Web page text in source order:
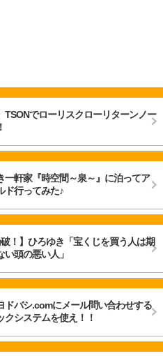
TSONでローリスクローリターンノー
一軒家『時空間～泉～』に泊ってア
ド行ってみた♪
破！】ひろゆき「宝くじを買う人は期
頭の悪い人」
ドバシ.comにメール問い合わせする
クシステムを使え！！